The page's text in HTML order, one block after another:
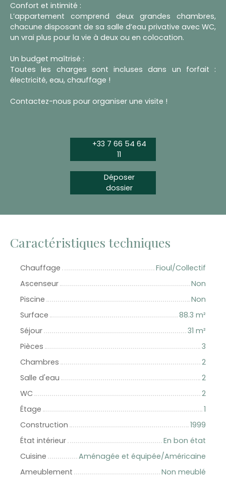
Confort et intimité :
L’appartement comprend deux grandes chambres,
chacune disposant de sa salle d’eau privative avec WC,
un vrai plus pour la vie à deux ou en colocation.
Un budget maîtrisé :
Toutes les charges sont incluses dans un forfait :
électricité, eau, chauffage !
Contactez-nous pour organiser une visite !
+33 7 66 54 64
11
Déposer
dossier
Caractéristiques techniques
Chauffage
Fioul/Collectif
Ascenseur
Non
Piscine
Non
Surface
88.3 m²
Séjour
31 m²
Pièces
3
Chambres
2
Salle d'eau
2
WC
2
Étage
1
Construction
1999
État intérieur
En bon état
Cuisine
Aménagée et équipée/Américaine
Ameublement
Non meublé